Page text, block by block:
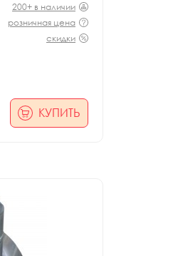
200+ в наличии
розничная цена
скидки
КУПИТЬ